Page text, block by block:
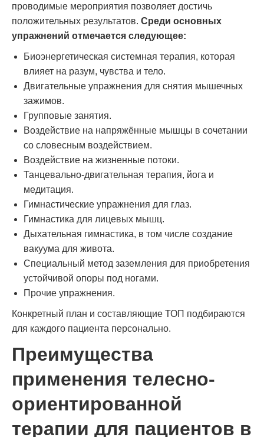
проводимые мероприятия позволяет достичь
положительных результатов. Среди основных
упражнений отмечается следующее:
Биоэнергетическая системная терапия, которая
влияет на разум, чувства и тело.
Двигательные упражнения для снятия мышечных
зажимов.
Групповые занятия.
Воздействие на напряжённые мышцы в сочетании
со словесным воздействием.
Воздействие на жизненные потоки.
Танцевально-двигательная терапия, йога и
медитация.
Гимнастические упражнения для глаз.
Гимнастика для лицевых мышц.
Дыхательная гимнастика, в том числе создание
вакуума для живота.
Специальный метод заземления для приобретения
устойчивой опоры под ногами.
Прочие упражнения.
Конкретный план и составляющие ТОП подбираются
для каждого пациента персонально.
Преимущества
применения телесно-
ориентированной
терапии для пациентов в